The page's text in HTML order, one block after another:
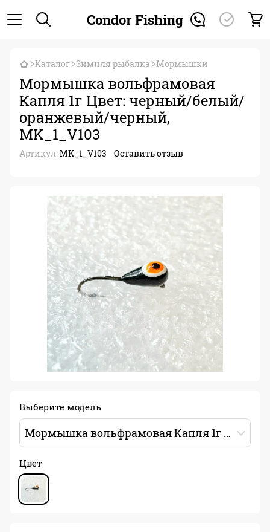
Condor Fishing
Каталог Зимняя рыбалка Мормышки
Мормышка вольфрамовая
Капля 1г Цвет: черный/белый/
оранжевый/черный,
MK_1_V103
Артикул:MK_1_V103 Оставить отзыв
Выберите модель
Мормышка вольфрамовая Капля 1г Цвет: черный/белый/оранжевый/черный
Цвет